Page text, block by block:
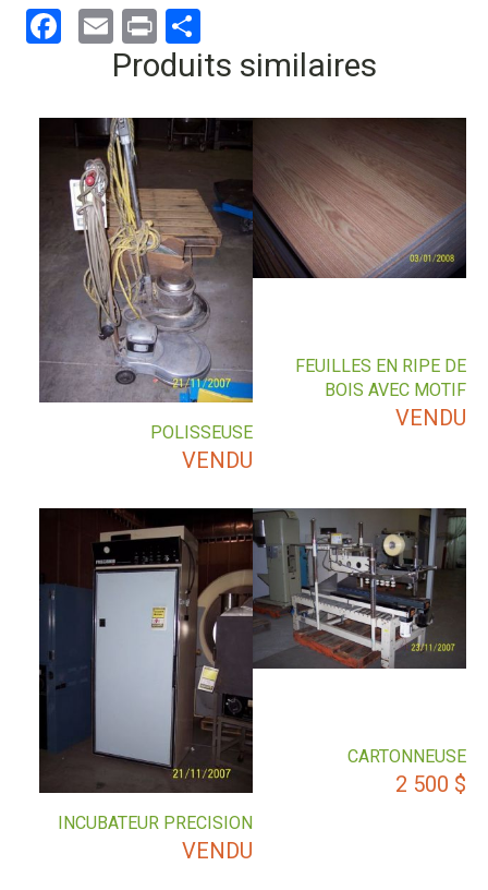
Facebook
Email
Print
Produits similaires
FEUILLES EN RIPE DE
BOIS AVEC MOTIF
VENDU
POLISSEUSE
VENDU
CARTONNEUSE
2 500 $
INCUBATEUR PRECISION
VENDU